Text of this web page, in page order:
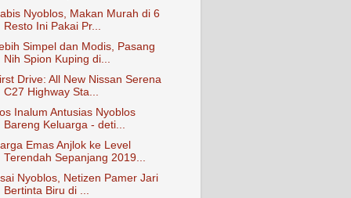
Nyoblos, Makan Murah di 6
Resto Ini Pakai Pr...
Simpel dan Modis, Pasang
Nih Spion Kuping di...
Drive: All New Nissan Serena
C27 Highway Sta...
Inalum Antusias Nyoblos
Bareng Keluarga - deti...
Emas Anjlok ke Level
Terendah Sepanjang 2019...
Nyoblos, Netizen Pamer Jari
Bertinta Biru di ...